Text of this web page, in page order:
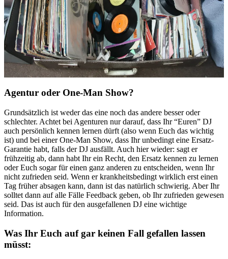
Agentur oder One-Man Show?
Grundsätzlich ist weder das eine noch das andere besser oder
schlechter. Achtet bei Agenturen nur darauf, dass Ihr “Euren” DJ
auch persönlich kennen lernen dürft (also wenn Euch das wichtig
ist) und bei einer One-Man Show, dass Ihr unbedingt eine Ersatz-
Garantie habt, falls der DJ ausfällt. Auch hier wieder: sagt er
frühzeitig ab, dann habt Ihr ein Recht, den Ersatz kennen zu lernen
oder Euch sogar für einen ganz anderen zu entscheiden, wenn Ihr
nicht zufrieden seid. Wenn er krankheitsbedingt wirklich erst einen
Tag früher absagen kann, dann ist das natürlich schwierig. Aber Ihr
solltet dann auf alle Fälle Feedback geben, ob Ihr zufrieden gewesen
seid. Das ist auch für den ausgefallenen DJ eine wichtige
Information.
Was Ihr Euch auf gar keinen Fall gefallen lassen
müsst: